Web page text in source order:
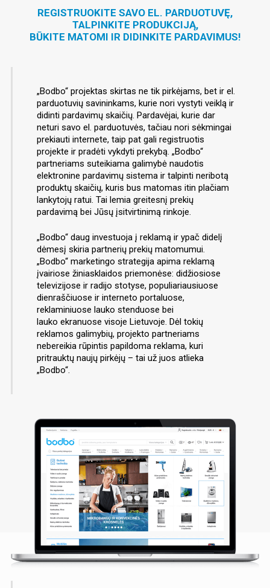
REGISTRUOKITE SAVO EL. PARDUOTUVĘ,
TALPINKITE PRODUKCIJĄ,
BŪKITE MATOMI IR DIDINKITE PARDAVIMUS!
„Bodbo“ projektas skirtas ne tik pirkėjams, bet ir el.
parduotuvių savininkams, kurie nori vystyti veiklą ir
didinti pardavimų skaičių. Pardavėjai, kurie dar
neturi savo el. parduotuvės, tačiau nori sėkmingai
prekiauti internete, taip pat gali registruotis
projekte ir pradėti vykdyti prekybą. „Bodbo“
partneriams suteikiama galimybė naudotis
elektronine pardavimų sistema ir talpinti neribotą
produktų skaičių, kuris bus matomas itin plačiam
lankytojų ratui. Tai lemia greitesnį prekių
pardavimą bei Jūsų įsitvirtinimą rinkoje.
„Bodbo“ daug investuoja į reklamą ir ypač didelį
dėmesį skiria partnerių prekių matomumui.
„Bodbo“ marketingo strategija apima reklamą
įvairiose žiniasklaidos priemonėse: didžiosiose
televizijose ir radijo stotyse, populiariausiuose
dienraščiuose ir interneto portaluose,
reklaminiuose lauko stenduose bei
lauko ekranuose visoje Lietuvoje. Dėl tokių
reklamos galimybių, projekto partneriams
nebereikia rūpintis papildoma reklama, kuri
pritrauktų naujų pirkėjų – tai už juos atlieka
„Bodbo“.